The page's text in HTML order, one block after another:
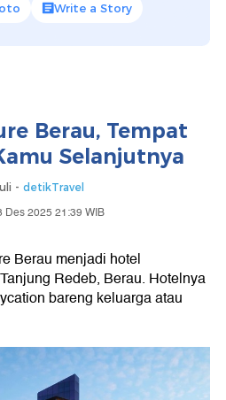
Write a Story
Berau, Tempat
Selanjutnya
- detikTravel
Des 2025 21:39 WIB
Berau menjadi hotel
Redeb, Berau. Hotelnya
bareng keluarga atau